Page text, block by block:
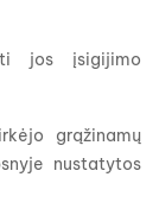
jos įsigijimo
grąžinamų
nustatytos